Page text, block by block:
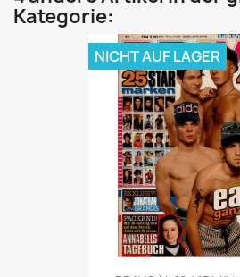
Kategorie:
NICHT AUF LAGER